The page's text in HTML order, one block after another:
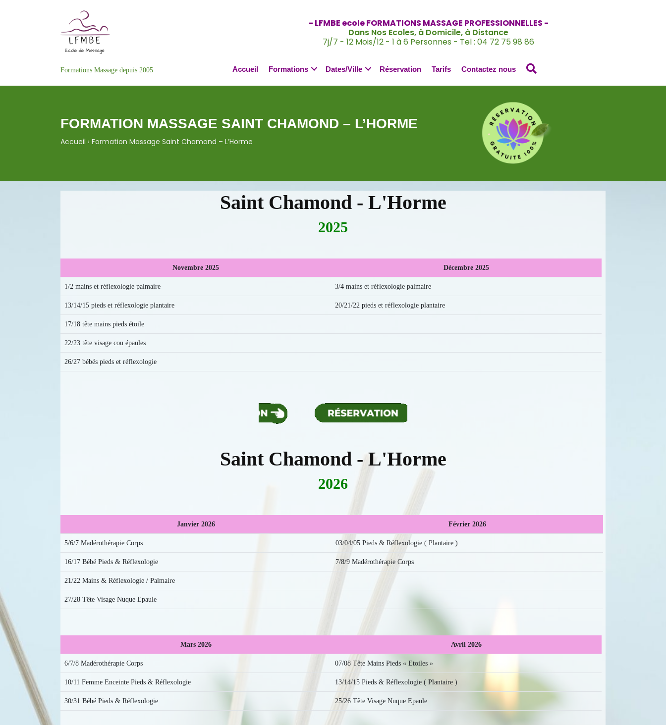
- LFMBE ecole FORMATIONS MASSAGE PROFESSIONNELLES -
Dans Nos Ecoles, à Domicile, à Distance
7j/7 - 12 Mois/12 - 1 à 6 Personnes - Tel : 04 72 75 98 86
Formations Massage depuis 2005 Accueil Formations Dates/Ville Réservation Tarifs Contactez nous
FORMATION MASSAGE SAINT CHAMOND – L’HORME
Accueil › Formation Massage Saint Chamond – L’Horme
Saint Chamond - L'Horme
2025
Novembre 2025 Décembre 2025
1/2 mains et réflexologie palmaire 3/4 mains et réflexologie palmaire
13/14/15 pieds et réflexologie plantaire 20/21/22 pieds et réflexologie plantaire
17/18 tête mains pieds étoile
22/23 tête visage cou épaules
26/27 bébés pieds et réflexologie
Saint Chamond - L'Horme
2026
Janvier 2026 Février 2026
5/6/7 Madérothérapie Corps 03/04/05 Pieds & Réflexologie ( Plantaire )
16/17 Bébé Pieds & Réflexologie 7/8/9 Madérothérapie Corps
21/22 Mains & Réflexologie / Palmaire
27/28 Tête Visage Nuque Epaule
Mars 2026 Avril 2026
6/7/8 Madérothérapie Corps 07/08 Tête Mains Pieds « Etoiles »
10/11 Femme Enceinte Pieds & Réflexologie 13/14/15 Pieds & Réflexologie ( Plantaire )
30/31 Bébé Pieds & Réflexologie 25/26 Tête Visage Nuque Epaule